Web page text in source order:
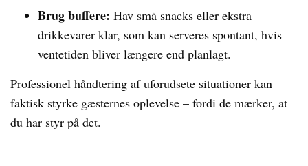
Brug buffere: Hav små snacks eller ekstra
drikkevarer klar, som kan serveres spontant, hvis
ventetiden bliver længere end planlagt.
Professionel håndtering af uforudsete situationer kan
faktisk styrke gæsternes oplevelse – fordi de mærker, at
du har styr på det.